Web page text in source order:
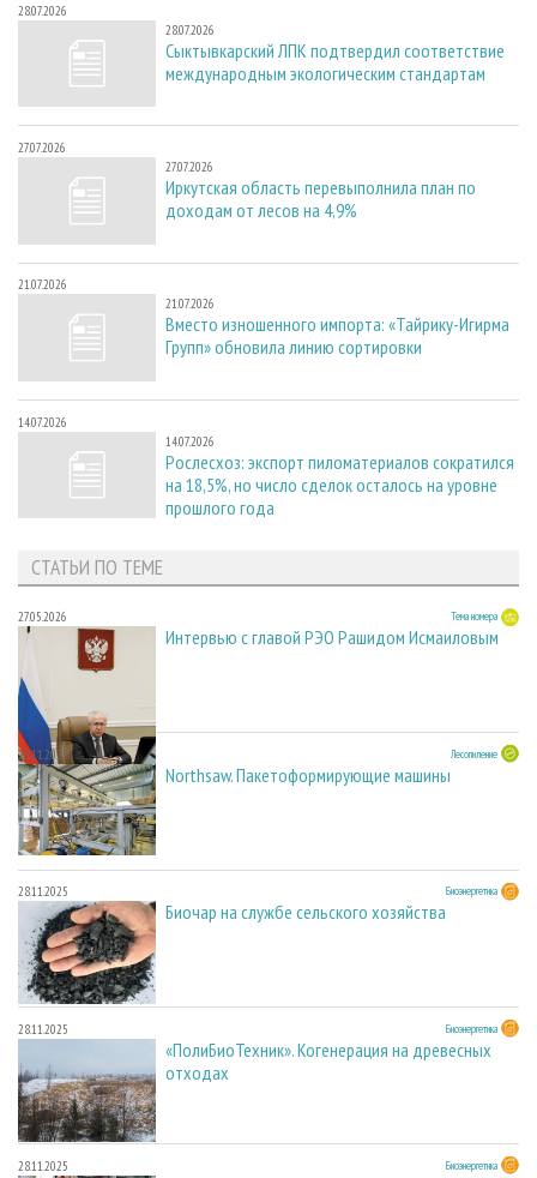
28.07.2026
28.07.2026
Сыктывкарский ЛПК подтвердил соответствие
международным экологическим стандартам
27.07.2026
27.07.2026
Иркутская область перевыполнила план по
доходам от лесов на 4,9%
21.07.2026
21.07.2026
Вместо изношенного импорта: «Тайрику-Игирма
Групп» обновила линию сортировки
14.07.2026
14.07.2026
Рослесхоз: экспорт пиломатериалов сократился
на 18,5%, но число сделок осталось на уровне
прошлого года
СТАТЬИ ПО ТЕМЕ
27.05.2026 Тема номера
Интервью с главой РЭО Рашидом Исмаиловым
28.11.2025 Лесопиление
Northsaw. Пакетоформирующие машины
28.11.2025 Биоэнергетика
Биочар на службе сельского хозяйства
28.11.2025 Биоэнергетика
«ПолиБиоТехник». Когенерация на древесных
отходах
28.11.2025 Биоэнергетика